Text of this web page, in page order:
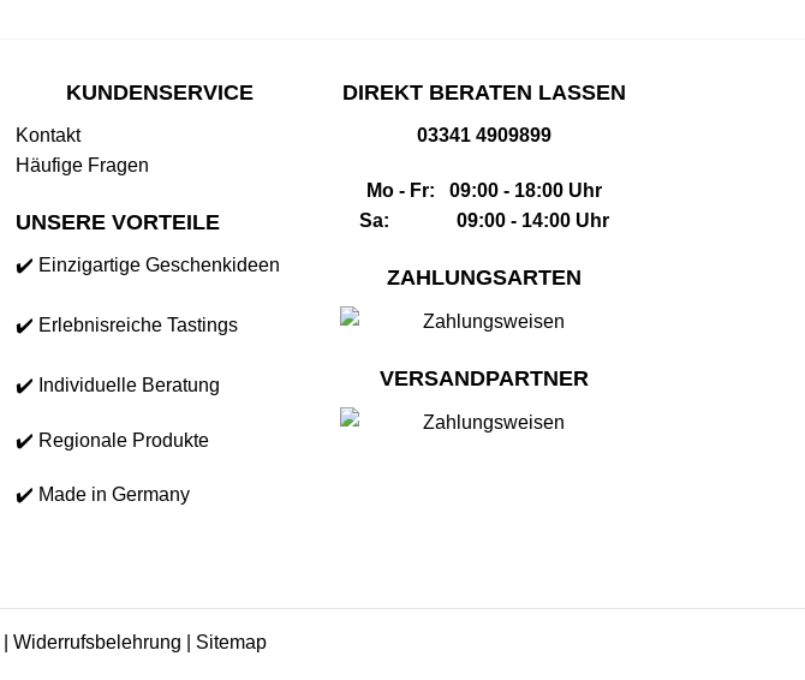
KUNDENSERVICE
Kontakt
Häufige Fragen
UNSERE VORTEILE
✔️ Einzigartige Geschenkideen
✔️ Erlebnisreiche Tastings
✔️ Individuelle Beratung
✔️ Regionale Produkte
✔️ Made in Germany
DIREKT BERATEN LASSEN
03341 4909899
Mo - Fr: 09:00 - 18:00 Uhr
Sa: 09:00 - 14:00 Uhr
ZAHLUNGSARTEN
VERSANDPARTNER
Widerrufsbelehrung Sitemap